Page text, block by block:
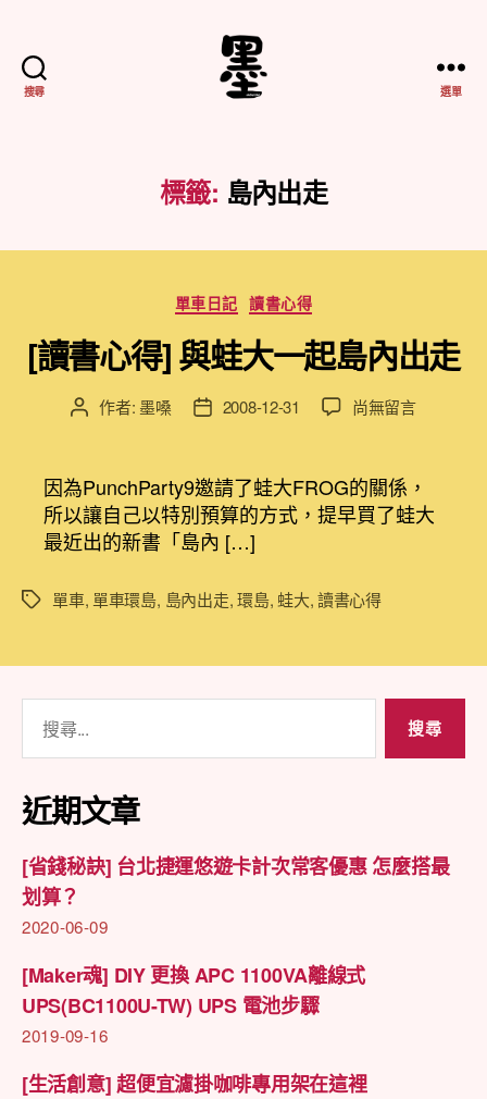
搜尋
業
紀
選單
標籤: 島內出走
分
類
單車日記 讀書心得
[讀書心得] 與蛙大一起島內出走
文
者
作者: 墨嗓
文
佈
日
期
2008-12-31
在
心
得]
與
一
內
尚無留言
因為PunchParty9邀請了蛙大FROG的關係，
所以讓自己以特別預算的方式，提早買了蛙大
最近出的新書「島內 […]
標
單車, 單車環島, 島內出走,環島, 蛙大,讀書心得
關
鍵
字:
近期文章
[省錢秘訣] 台北捷運悠遊卡計次常客優惠 怎麼搭最
划算？
2020-06-09
[Maker魂] DIY 更換 APC 1100VA離線式
UPS(BC1100U-TW) UPS 電池步驟
2019-09-16
[生活創意] 超便宜濾掛咖啡專用架在這裡